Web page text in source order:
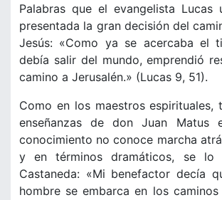
Palabras que el evangelista Lucas
presentada la gran decisión del
Jesús: «Como ya se acercaba el
debía salir del mundo, emprendió
camino a Jerusalén.» (Lucas 9, 51).
Como en los maestros espirituales,
enseñanzas de don Juan Matus
conocimiento no conoce marcha
y en términos dramáticos, se lo
Castaneda: «Mi benefactor decía
hombre se embarca en los